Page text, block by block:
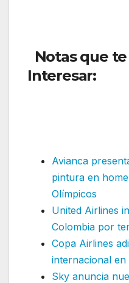
Notas que
Interesar:
Avianca
pintura en
Olímpicos
United Airlines
Colombia por
Copa Airlines
internacional
Sky anuncia